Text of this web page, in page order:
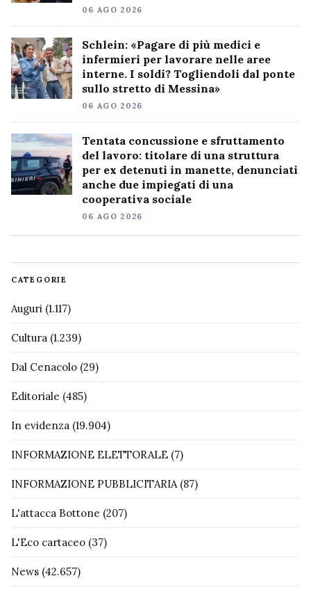
06 AGO 2026
Schlein: «Pagare di più medici e
infermieri per lavorare nelle aree
interne. I soldi? Togliendoli dal ponte
sullo stretto di Messina»
06 AGO 2026
Tentata concussione e sfruttamento
del lavoro: titolare di una struttura
per ex detenuti in manette, denunciati
anche due impiegati di una
cooperativa sociale
06 AGO 2026
CATEGORIE
Auguri (1.117)
Cultura (1.239)
Dal Cenacolo (29)
Editoriale (485)
In evidenza (19.904)
INFORMAZIONE ELETTORALE (7)
INFORMAZIONE PUBBLICITARIA(87)
L'attacca Bottone (207)
L'Eco cartaceo (37)
News (42.657)